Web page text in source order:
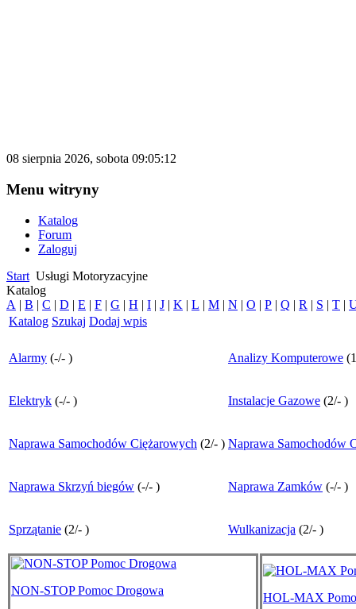
08 sierpnia 2026, sobota 09:05:12
Menu witryny
Katalog
Forum
Zaloguj
Start Usługi Motoryzacyjne
Katalog
A | B | C | D | E | F | G | H | I | J | K | L | M | N | O | P | Q | R | S | T |
Katalog Szukaj Dodaj wpis
Alarmy (-/- ) Analizy Komputerowe (1
Elektryk (-/- ) Instalacje Gazowe (2/- )
Naprawa Samochodów Ciężarowych (2/- ) Naprawa Samochodów
Naprawa Skrzyń biegów (-/- ) Naprawa Zamków (-/- )
Sprzątanie (2/- ) Wulkanizacja (2/- )
NON-STOP Pomoc Drogowa
HOL-MAX